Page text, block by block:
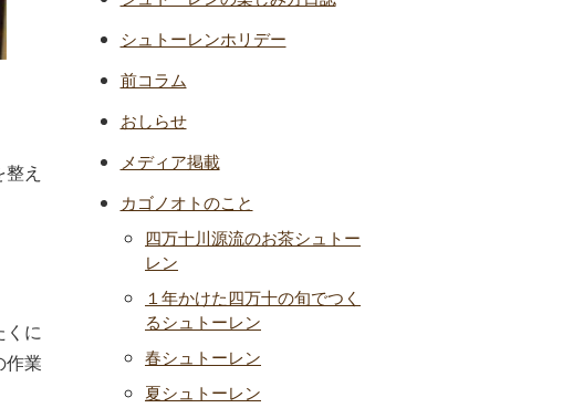
え
くに
作業
シュトーレンホリデー
前コラム
おしらせ
メディア掲載
カゴノオトのこと
四万十川源流のお茶シュトー
レン
１年かけた四万十の旬でつく
るシュトーレン
春シュトーレン
夏シュトーレン